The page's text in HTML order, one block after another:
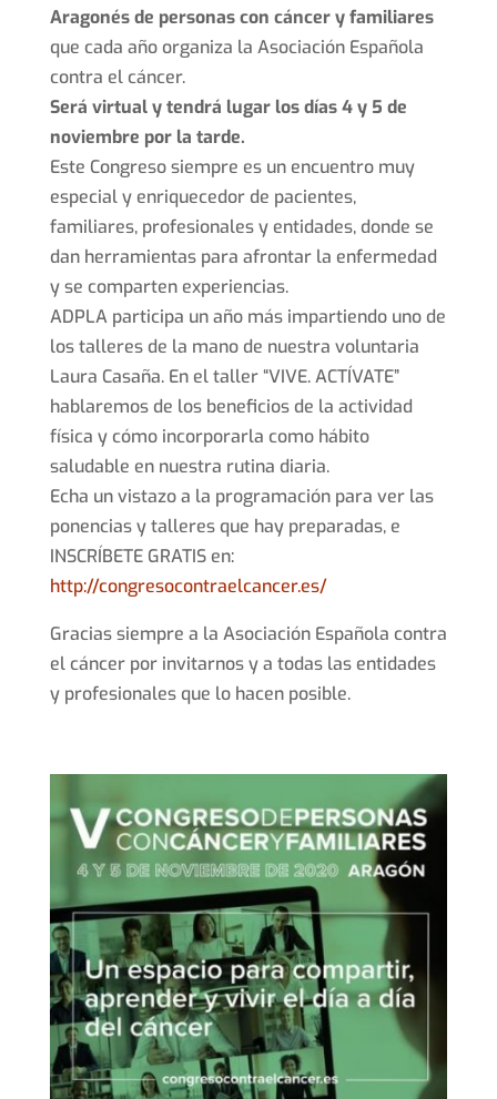
Aragonés de personas con cáncer y familiares
que cada año organiza la Asociación Española
contra el cáncer.
Será virtual y tendrá lugar los días 4 y 5 de
noviembre por la tarde.
Este Congreso siempre es un encuentro muy
especial y enriquecedor de pacientes,
familiares, profesionales y entidades, donde se
dan herramientas para afrontar la enfermedad
y se comparten experiencias.
ADPLA participa un año más impartiendo uno de
los talleres de la mano de nuestra voluntaria
Laura Casaña. En el taller “VIVE. ACTÍVATE”
hablaremos de los beneficios de la actividad
física y cómo incorporarla como hábito
saludable en nuestra rutina diaria.
Echa un vistazo a la programación para ver las
ponencias y talleres que hay preparadas, e
INSCRÍBETE GRATIS en:
http://congresocontraelcancer.es/
Gracias siempre a la Asociación Española contra
el cáncer por invitarnos y a todas las entidades
y profesionales que lo hacen posible.